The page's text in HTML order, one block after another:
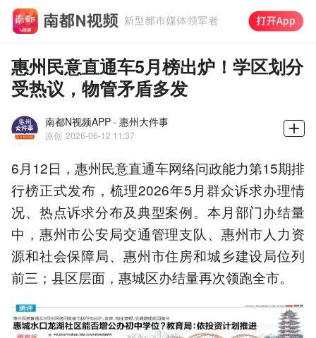
惠州民意直通车5月榜出炉！学区划分
受热议，物管矛盾多发
南都N视频APP · 惠州大件事
原创 2026-06-12 11:37
6月12日，惠州民意直通车网络问政能力第15期排
行榜正式发布，梳理2026年5月群众诉求办理情
况、热点诉求分布及典型案例。本月部门办结量
中，惠州市公安局交通管理支队、惠州市人力资
源和社会保障局、惠州市住房和城乡建设局位列
前三；县区层面，惠城区办结量再次领跑全市。